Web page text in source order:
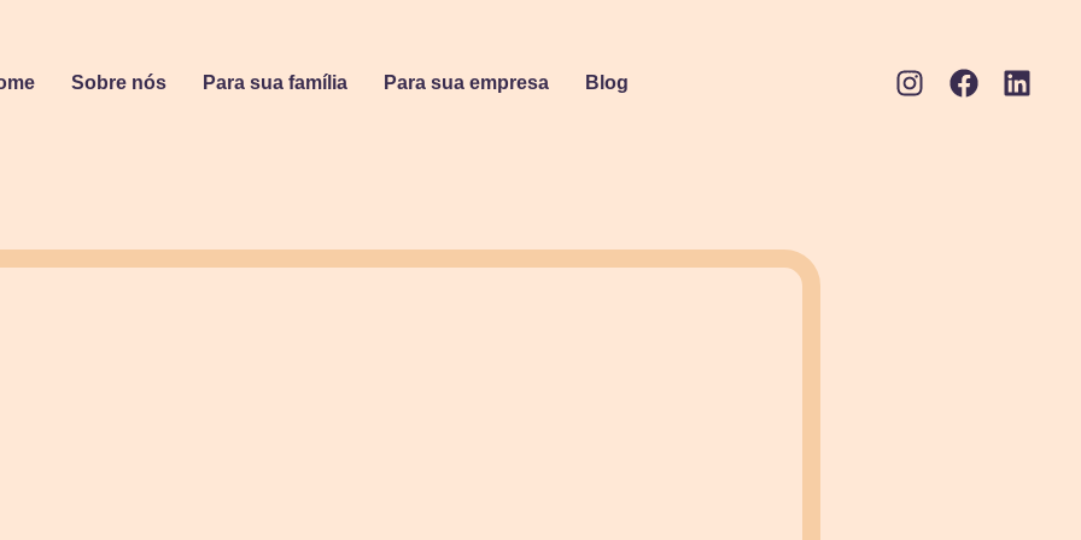
Sobre nós Para sua família Para sua empresa Blog